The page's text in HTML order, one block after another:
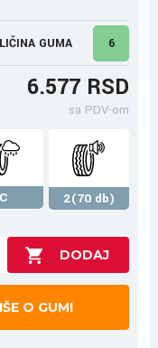
GUMA 6
6.577 RSD
sa PDV-om
C
2(70 db)
O GUMI